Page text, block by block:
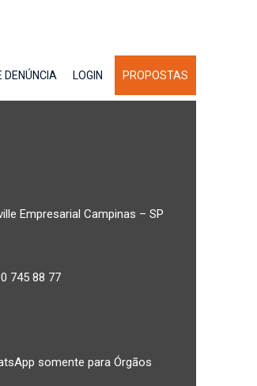
DENÚNCIA LOGIN PROPOSTAS
Empresarial Campinas – SP
745 88 77
somente para Órgãos